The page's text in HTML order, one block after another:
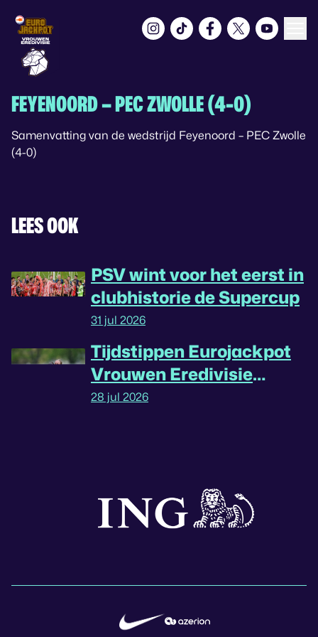
FEYENOORD – PEC ZWOLLE (4-0)
Samenvatting van de wedstrijd Feyenoord – PEC Zwolle
(4-0)
LEES OOK
PSV wint voor het eerst in
clubhistorie de Supercup
31 jul 2026
Tijdstippen Eurojackpot
Vrouwen Eredivisie
omgedraaid
28 jul 2026